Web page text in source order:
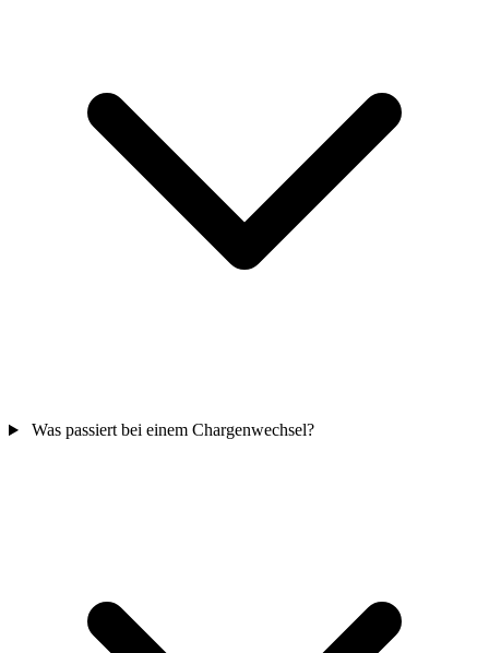
Was passiert bei einem Chargenwechsel?